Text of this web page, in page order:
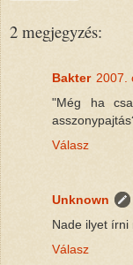
2 megjegyzés:
Bakter 2007.
"Még ha
Válasz
Unknown
Nade ilyet írni
Válasz